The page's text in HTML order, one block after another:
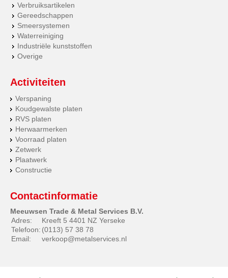
Verbruiksartikelen
Gereedschappen
Smeersystemen
Waterreiniging
Industriële kunststoffen
Overige
Activiteiten
Verspaning
Koudgewalste platen
RVS platen
Herwaarmerken
Voorraad platen
Zetwerk
Plaatwerk
Constructie
Contactinformatie
Meeuwsen Trade & Metal Services B.V.
Adres:
Kreeft 5 4401 NZ Yerseke
Telefoon: (0113) 57 38 78
Email:
verkoop@metalservices.nl